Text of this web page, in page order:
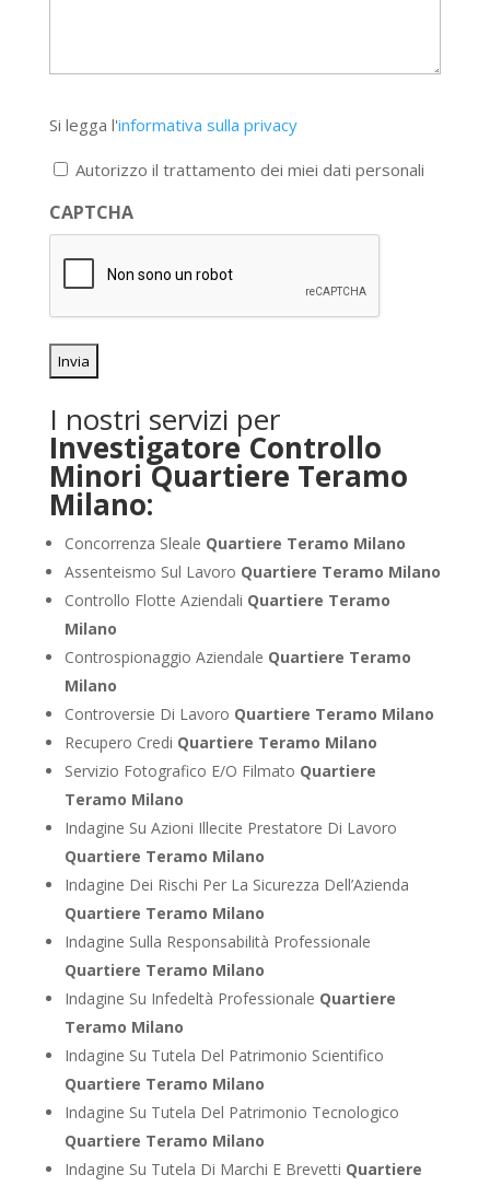
legga
l'informativa
privacy
*
Si legga l'informativa sulla privacy
Autorizzo il trattamento dei miei dati personali
CAPTCHA
I nostri servizi per
Investigatore Controllo
Minori Quartiere Teramo
Milano:
Concorrenza Sleale Quartiere Teramo Milano
Assenteismo Sul Lavoro Quartiere Teramo Milano
Controllo Flotte Aziendali Quartiere Teramo
Milano
Controspionaggio Aziendale Quartiere Teramo
Milano
Controversie Di Lavoro Quartiere Teramo Milano
Recupero Credi Quartiere Teramo Milano
Servizio Fotografico E/O Filmato Quartiere
Teramo Milano
Indagine Su Azioni Illecite Prestatore Di Lavoro
Quartiere Teramo Milano
Indagine Dei Rischi Per La Sicurezza Dell’Azienda
Quartiere Teramo Milano
Indagine Sulla Responsabilità Professionale
Quartiere Teramo Milano
Indagine Su Infedeltà Professionale Quartiere
Teramo Milano
Indagine Su Tutela Del Patrimonio Scientifico
Quartiere Teramo Milano
Indagine Su Tutela Del Patrimonio Tecnologico
Quartiere Teramo Milano
Indagine Su Tutela Di Marchi E Brevetti Quartiere